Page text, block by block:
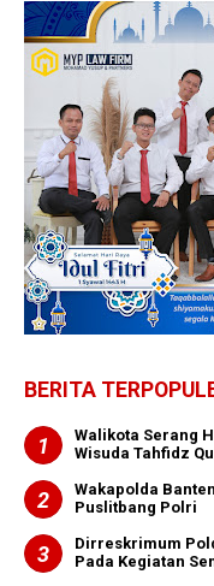
BERITA
Walikota Serang
Wisuda Tahfidz
Wakapolda
Puslitbang Polri
Dirreskrimum
Pada Kegiatan